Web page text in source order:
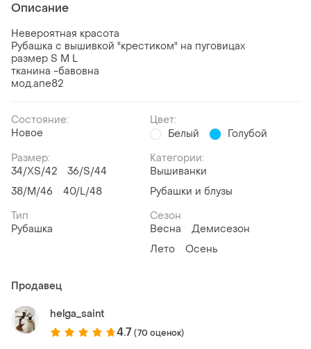
Описание
Невероятная красота
Рубашка с вышивкой "крестиком" на пуговицах
размер S M L
тканина -бавовна
мод.апе82
Состояние:
Новое
Цвет:
Белый
Голубой
Размер:
34/XS/42
36/S/44
38/M/46
40/L/48
Категории:
Вышиванки
Рубашки и блузы
Тип
Рубашка
Сезон
Весна
Демисезон
Лето
Осень
Продавец
helga_saint
4.7 (70 оценок)